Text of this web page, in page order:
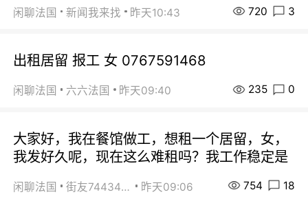
闲聊法国 新闻我来找 昨天10:43 720 3
出租居留 报工 女 0767591468
闲聊法国 六六法国 昨天09:40 235 0
大家好，我在餐馆做工，想租一个居留，女，
我发好久呢，现在这么难租吗？我工作稳定是
闲聊法国 街友74434350 昨天09:06 754 18